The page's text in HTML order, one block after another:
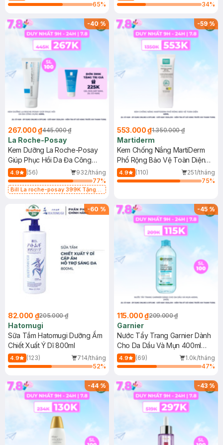
65%
34%
-40%
267.000 ₫445.000 ₫
La Roche-Posay
Kem Dưỡng La Roche-Posay
Giúp Phục Hồi Da Đa Công
Dụng 40ml
4.9 (56)
932/tháng
77%
Bill La roche-posay 399K Tặng
(SL có hạn)
-59%
553.000 ₫1.350.000 ₫
Martiderm
Kem Chống Nắng MartiDerm
Phổ Rộng Bảo Vệ Toàn Diện
40ml
4.9 (110)
251/tháng
75%
-60 %
82.000 ₫205.000 ₫
Hatomugi
Sữa Tắm Hatomugi Dưỡng Ẩm
Chiết Xuất Ý Dĩ 800ml
4.9 (123)
714/tháng
52%
-45%
115.000 ₫209.000 ₫
Garnier
Nước Tẩy Trang Garnier Dành
Cho Da Dầu Và Mụn 400ml
(Mới)
4.9 (69)
1.0k/tháng
47%
-44% -43%